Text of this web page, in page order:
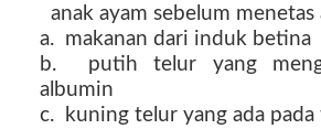
anak ayam sebelum menetas
a. makanan dari induk betina
b. putih telur yang
albumin
c. kuning telur yang ada pada